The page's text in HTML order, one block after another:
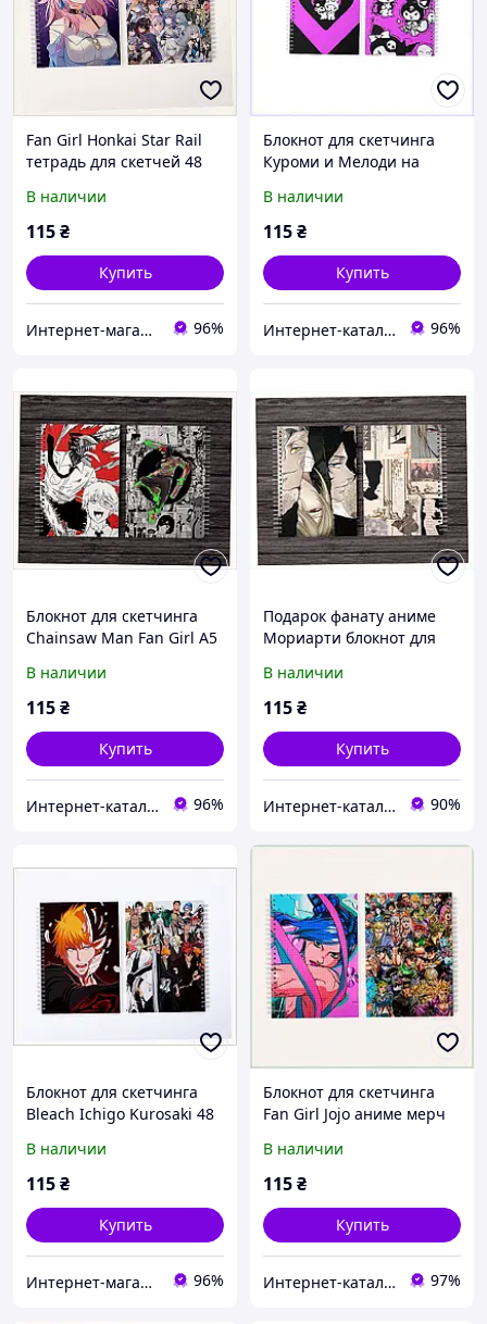
Fan Girl Honkai Star Rail
тетрадь для скетчей 48
В наличии
115₴
Купить
Интернет-магазин TVOЁ 96%
Блокнот для скетчинга
Куроми и Мелоди на
В наличии
115₴
Купить
Интернет-ка​талог ски​д​​ок "ХО-РО-ШО!" 96%
Блокнот для скетчинга
Chainsaw Man Fan Girl А5
В наличии
115₴
Купить
Интернет-ка​талог ски​д​​ок "ХО-РО-ШО!" 96%
Подарок фанату аниме
Мориарти блокнот для
В наличии
115₴
Купить
Интернет-каталог скидок Техно ECO 90%
Блокнот для скетчинга
Bleach Ichigo Kurosaki 48
В наличии
115₴
Купить
Интернет-магазин TVOЁ 96%
Блокнот для скетчинга
Fan Girl Jojo аниме мерч
В наличии
115₴
Купить
Интер​нет-ка​т​ал​​ог ски​​д​ок "МОДНИК" 97%